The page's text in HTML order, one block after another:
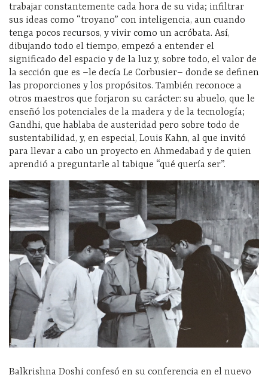
trabajar constantemente cada hora de su vida; infiltrar
sus ideas como “troyano” con inteligencia, aun cuando
tenga pocos recursos, y vivir como un acróbata. Así,
dibujando todo el tiempo, empezó a entender el
significado del espacio y de la luz y, sobre todo, el valor de
la sección que es –le decía Le Corbusier– donde se definen
las proporciones y los propósitos. También reconoce a
otros maestros que forjaron su carácter: su abuelo, que le
enseñó los potenciales de la madera y de la tecnología;
Gandhi, que hablaba de austeridad pero sobre todo de
sustentabilidad, y, en especial, Louis Kahn, al que invitó
para llevar a cabo un proyecto en Ahmedabad y de quien
aprendió a preguntarle al tabique “qué quería ser”.
Balkrishna Doshi confesó en su conferencia en el nuevo